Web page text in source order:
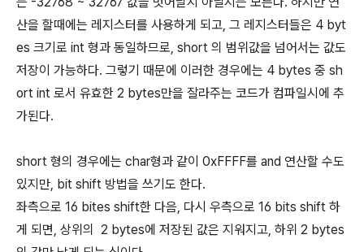
산을 할때에는 레지스터를 사용하게 되고, 그 레지스터들은 4 byt
es 크기로 int 형과 동일하므로, short 의 범위값을 넘어서는 값도
저장이 가능하다. 그렇기 때문에 이러한 경우에는 4 bytes 중 sh
ort int 로서 유효한 2 bytes만을 잘라주는 코드가 컴파일시에 추
가된다.
short 형의 경우에는 char형과 같이 0xFFFF를 and 연산할 수도
있지만, bit shift 방법을 쓰기도 한다.
좌측으로 16 bites shift한 다음, 다시 우측으로 16 bits shift 하
게 되면, 상위의 2 bytes에 저장된 값은 지워지고, 하위 2 bytes